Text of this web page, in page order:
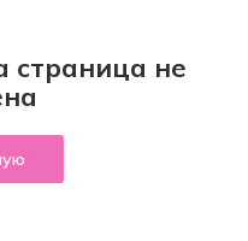
страница не